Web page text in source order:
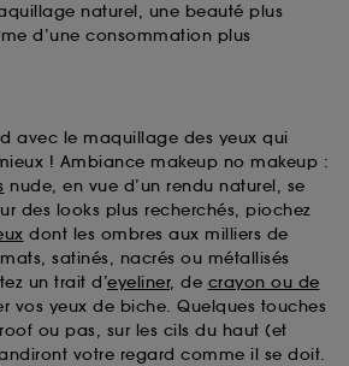
naturel, une beauté plus
d’une consommation plus
avec le maquillage des yeux qui
! Ambiance makeup no makeup :
nude, en vue d’un rendu naturel, se
des looks plus recherchés, piochez
dont les ombres aux milliers de
satinés, nacrés ou métallisés
un trait d’eyeliner, de crayon ou de
vos yeux de biche. Quelques touches
ou pas, sur les cils du haut (et
votre regard comme il se doit.